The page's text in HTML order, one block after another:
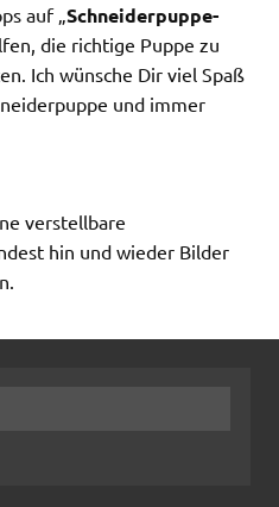
auf „ Schneiderpuppe-
die richtige Puppe zu
Ich wünsche Dir viel Spaß
und immer
verstellbare
hin und wieder Bilder